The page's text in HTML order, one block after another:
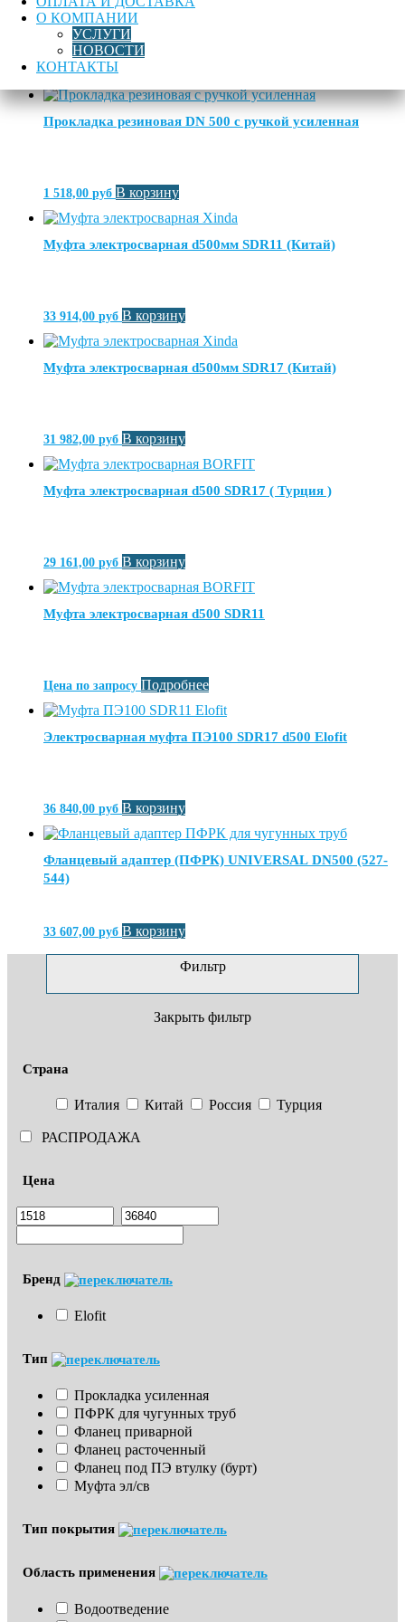
О КОМПАНИИ
УСЛУГИ
НОВОСТИ
КОНТАКТЫ
15 317,00руб
Прокладка резиновая DN 500 с ручкой усиленная
1 518,00 руб В корзину
Муфта электросварная d500мм SDR11 (Китай)
33 914,00 руб В корзину
Муфта электросварная d500мм SDR17 (Китай)
31 982,00 руб В корзину
Муфта электросварная d500 SDR17 ( Турция )
29 161,00 руб В корзину
Муфта электросварная d500 SDR11
Цена по запросу Подробнее
Электросварная муфта ПЭ100 SDR17 d500 Elofit
36 840,00 руб В корзину
Фланцевый адаптер (ПФРК) UNIVERSAL DN500 (527-
544)
33 607,00 руб В корзину
Фильтр
Закрыть фильтр
Страна
Италия Китай Россия Турция
РАСПРОДАЖА
Цена
Бренд
Elofit
Тип
Прокладка усиленная
ПФРК для чугунных труб
Фланец приварной
Фланец расточенный
Фланец под ПЭ втулку (бурт)
Муфта эл/св
Тип покрытия
Область применения
Водоотведение